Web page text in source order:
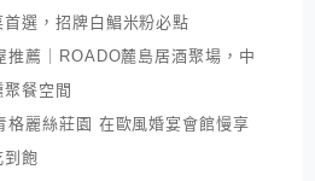
選，招牌白鯧米粉必點
推薦｜ROADO麓島居酒聚場，中
餐空間
格麗絲莊園 在歐風婚宴會館慢享
到飽